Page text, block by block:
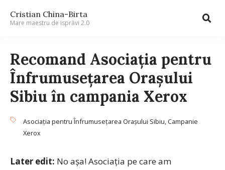
Cristian China-Birta
Mare maestru de isprăvi 2.0
Recomand Asociaţia pentru
Înfrumuseţarea Oraşului
Sibiu în campania Xerox
Asociaţia pentru Înfrumuseţarea Oraşului Sibiu, Campanie
Xerox
Later edit: No aşa! Asociaţia pe care am